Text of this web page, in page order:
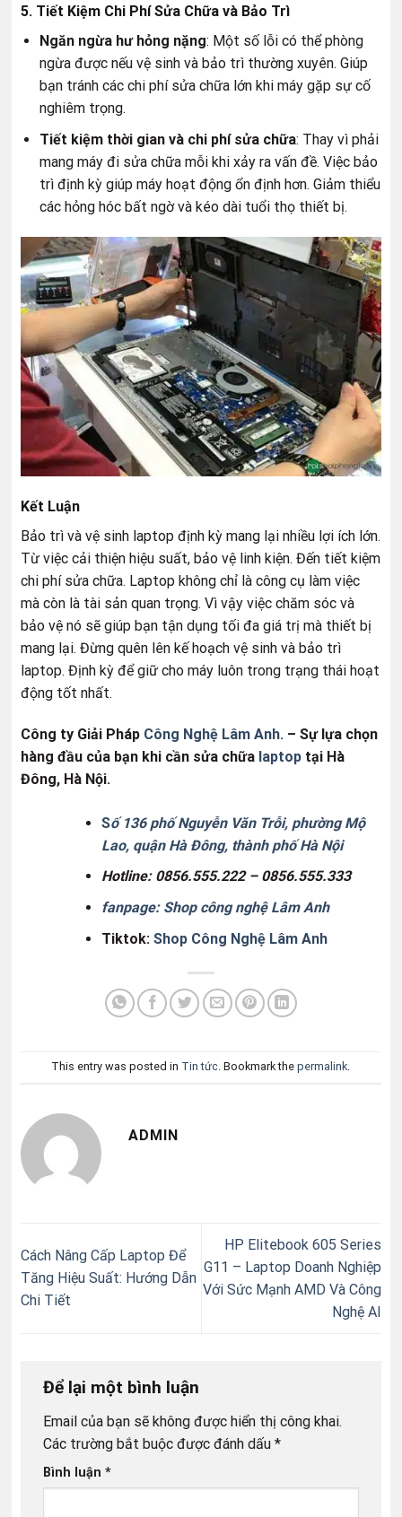
5. Tiết Kiệm Chi Phí Sửa Chữa và Bảo Trì
Ngăn ngừa hư hỏng nặng: Một số lỗi có thể phòng
ngừa được nếu vệ sinh và bảo trì thường xuyên. Giúp
bạn tránh các chi phí sửa chữa lớn khi máy gặp sự cố
nghiêm trọng.
Tiết kiệm thời gian và chi phí sửa chữa: Thay vì phải
mang máy đi sửa chữa mỗi khi xảy ra vấn đề. Việc bảo
trì định kỳ giúp máy hoạt động ổn định hơn. Giảm thiểu
các hỏng hóc bất ngờ và kéo dài tuổi thọ thiết bị.
Kết Luận
Bảo trì và vệ sinh laptop định kỳ mang lại nhiều lợi ích lớn.
Từ việc cải thiện hiệu suất, bảo vệ linh kiện. Đến tiết kiệm
chi phí sửa chữa. Laptop không chỉ là công cụ làm việc
mà còn là tài sản quan trọng. Vì vậy việc chăm sóc và
bảo vệ nó sẽ giúp bạn tận dụng tối đa giá trị mà thiết bị
mang lại. Đừng quên lên kế hoạch vệ sinh và bảo trì
laptop. Định kỳ để giữ cho máy luôn trong trạng thái hoạt
động tốt nhất.
Công ty Giải Pháp Công Nghệ Lâm Anh. – Sự lựa chọn
hàng đầu của bạn khi cần sửa chữa laptop tại Hà
Đông, Hà Nội.
Số 136 phố Nguyễn Văn Trỗi, phường Mộ
Lao, quận Hà Đông, thành phố Hà Nội
Hotline: 0856.555.222 – 0856.555.333
fanpage: Shop công nghệ Lâm Anh
Tiktok:Shop Công Nghệ Lâm Anh
This entry was posted in Tin tức. Bookmark thepermalink.
ADMIN
Cách Nâng Cấp Laptop Để
Tăng Hiệu Suất: Hướng Dẫn
Chi Tiết
HP Elitebook 605 Series
G11 – Laptop Doanh Nghiệp
Với Sức Mạnh AMD Và Công
Nghệ AI
Để lại một bình luận
Email của bạn sẽ không được hiển thị công khai.
Các trường bắt buộc được đánh dấu*
Bình luận*